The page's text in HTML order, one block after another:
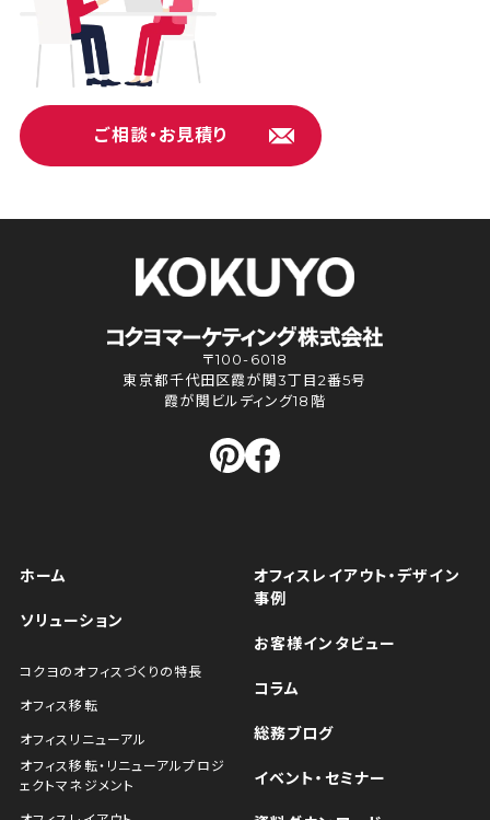
ご相談・お見積り
〒100-6018
東京都千代田区霞が関3丁目2番5号
霞が関ビルディング18階
ホーム
ソリューション
コクヨのオフィスづくりの特長
オフィス移転
オフィスリニューアル
オフィス移転・リニューアルプロジ
ェクトマネジメント
オフィスレイアウト・デザイン
事例
お客様インタビュー
コラム
総務ブログ
イベント・セミナー